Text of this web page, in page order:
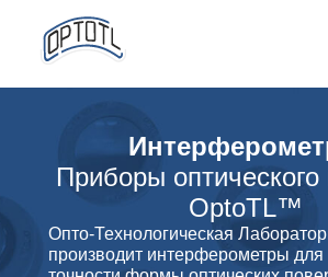
Приборы оптического
OptoTL™
Опто-Технологическая
производит интерферометры для